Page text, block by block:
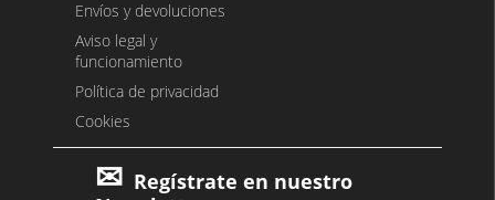
Envíos y devoluciones
Aviso legal y
funcionamiento
Política de privacidad
Cookies
Regístrate en nuestro